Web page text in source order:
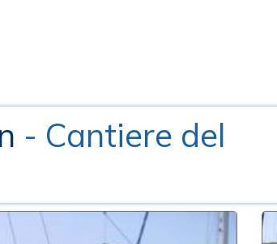
- Cantiere del